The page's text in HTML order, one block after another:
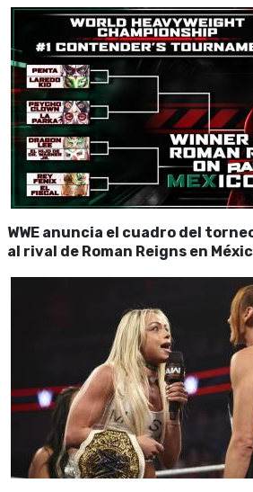
WWE anuncia el cuadro del
al rival de Roman Reigns en